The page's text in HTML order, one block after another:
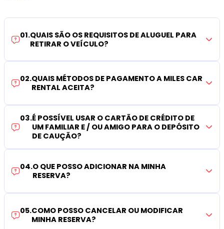
01.QUAIS SÃO OS REQUISITOS DE ALUGUEL PARA
RETIRAR O VEÍCULO?
02.QUAIS MÉTODOS DE PAGAMENTO A MILES CAR
RENTAL ACEITA?
03.É POSSÍVEL USAR O CARTÃO DE CRÉDITO DE
UM FAMILIAR E / OU AMIGO PARA O DEPÓSITO
DE CAUÇÃO?
04.O QUE POSSO ADICIONAR NA MINHA
RESERVA?
05.COMO POSSO CANCELAR OU MODIFICAR
MINHA RESERVA?